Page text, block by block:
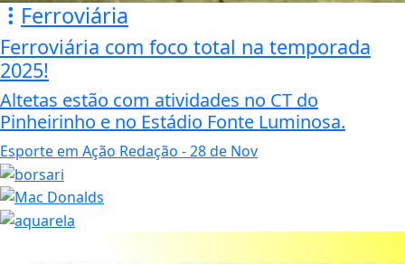
Ferroviária
Ferroviária com foco total na temporada
2025!
Altetas estão com atividades no CT do
Pinheirinho e no Estádio Fonte Luminosa.
Esporte em Ação Redação - 28 de Nov